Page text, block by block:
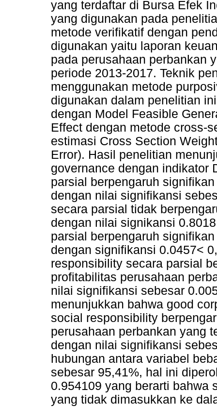
yang terdaftar di Bursa Efek
yang digunakan pada
metode verifikatif dengan
digunakan yaitu laporan
pada perusahaan perbankan
periode 2013-2017. Teknik
menggunakan metode
digunakan dalam penelitian
dengan Model Feasible
Effect dengan metode cross-
estimasi Cross Section
Error). Hasil penelitian
governance dengan indikator
parsial berpengaruh
dengan nilai signifikansi
secara parsial tidak
dengan nilai signikansi
parsial berpengaruh
dengan signifikansi 0.0457<
responsibility secara parsial
profitabilitas perusahaan
nilai signifikansi sebesar
menunjukkan bahwa good
social responsibility
perusahaan perbankan yang
dengan nilai signifikansi
hubungan antara variabel
sebesar 95,41%, hal ini
0.954109 yang berarti bahwa
yang tidak dimasukkan ke